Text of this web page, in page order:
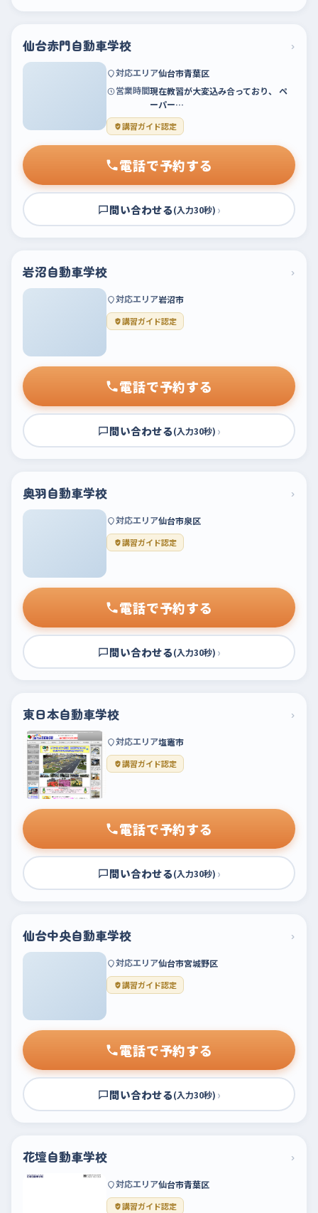
仙台赤門自動車学校 ›
対応エリア仙台市青葉区
営業時間現在教習が大変込み合っており、 ペ
ーパー…
講習ガイド認定
電話で予約する
問い合わせる(入力30秒) ›
岩沼自動車学校 ›
対応エリア岩沼市
講習ガイド認定
電話で予約する
問い合わせる(入力30秒) ›
奥羽自動車学校 ›
対応エリア仙台市泉区
講習ガイド認定
電話で予約する
問い合わせる(入力30秒) ›
東日本自動車学校 ›
対応エリア塩竈市
講習ガイド認定
電話で予約する
問い合わせる(入力30秒) ›
仙台中央自動車学校 ›
対応エリア仙台市宮城野区
講習ガイド認定
電話で予約する
問い合わせる(入力30秒) ›
花壇自動車学校 ›
対応エリア仙台市青葉区
講習ガイド認定